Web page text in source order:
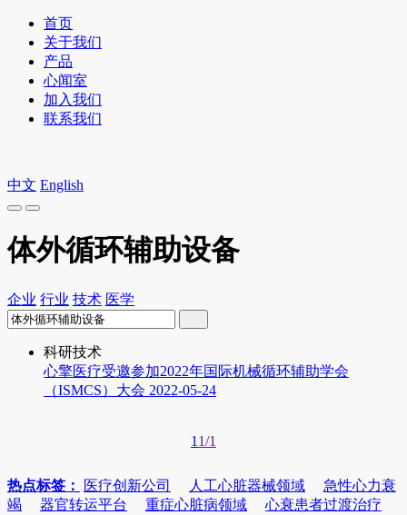
首页
关于我们
产品
心闻室
加入我们
联系我们
中文 English
体外循环辅助设备
企业 行业 技术 医学
科研技术
心擎医疗受邀参加2022年国际机械循环辅助学会
（ISMCS）大会 2022-05-24
1 1/1
热点标签： 医疗创新公司 人工心脏器械领域
急性心力衰
竭
器官转运平台 重症心脏病领域
心衰患者过渡治疗